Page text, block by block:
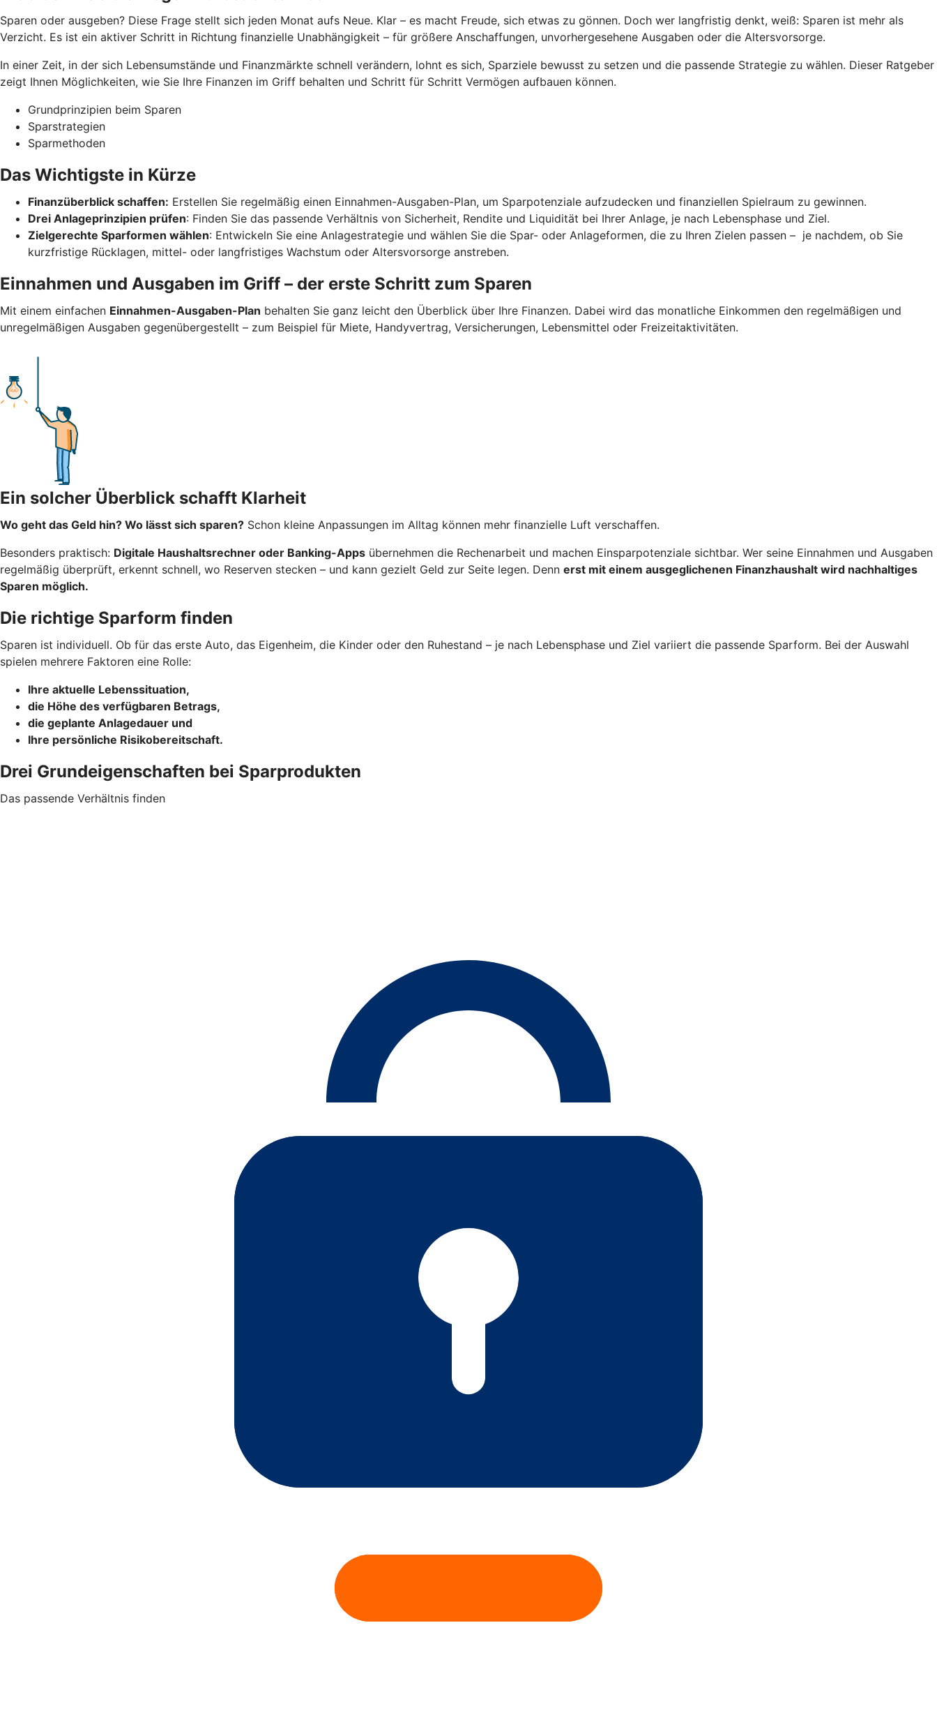
Sparen oder ausgeben? Diese Frage stellt sich jeden Monat aufs Neue. Klar – es macht Freude, sich etwas zu gönnen. Doch wer langfristig denkt, weiß: Sparen ist mehr als
Verzicht. Es ist ein aktiver Schritt in Richtung finanzielle Unabhängigkeit – für größere Anschaffungen, unvorhergesehene Ausgaben oder die Altersvorsorge.
In einer Zeit, in der sich Lebensumstände und Finanzmärkte schnell verändern, lohnt es sich, Sparziele bewusst zu setzen und die passende Strategie zu wählen. Dieser Ratgeber
zeigt Ihnen Möglichkeiten, wie Sie Ihre Finanzen im Griff behalten und Schritt für Schritt Vermögen aufbauen können.
Grundprinzipien beim Sparen
Sparstrategien
Sparmethoden
Das Wichtigste in Kürze
Finanzüberblick schaffen: Erstellen Sie regelmäßig einen Einnahmen-Ausgaben-Plan, um Sparpotenziale aufzudecken und finanziellen Spielraum zu gewinnen.
Drei Anlageprinzipien prüfen: Finden Sie das passende Verhältnis von Sicherheit, Rendite und Liquidität bei Ihrer Anlage, je nach Lebensphase und Ziel.
Zielgerechte Sparformen wählen: Entwickeln Sie eine Anlagestrategie und wählen Sie die Spar- oder Anlageformen, die zu Ihren Zielen passen – je nachdem, ob Sie
kurzfristige Rücklagen, mittel- oder langfristiges Wachstum oder Altersvorsorge anstreben.
Einnahmen und Ausgaben im Griff – der erste Schritt zum Sparen
Mit einem einfachen Einnahmen-Ausgaben-Plan behalten Sie ganz leicht den Überblick über Ihre Finanzen. Dabei wird das monatliche Einkommen den regelmäßigen und
unregelmäßigen Ausgaben gegenübergestellt – zum Beispiel für Miete, Handyvertrag, Versicherungen, Lebensmittel oder Freizeitaktivitäten.
Ein solcher Überblick schafft Klarheit
Wo geht das Geld hin? Wo lässt sich sparen? Schon kleine Anpassungen im Alltag können mehr finanzielle Luft verschaffen.
Besonders praktisch: Digitale Haushaltsrechner oder Banking-Apps übernehmen die Rechenarbeit und machen Einsparpotenziale sichtbar. Wer seine Einnahmen und Ausgaben
regelmäßig überprüft, erkennt schnell, wo Reserven stecken – und kann gezielt Geld zur Seite legen. Denn erst mit einem ausgeglichenen Finanzhaushalt wird nachhaltiges
Sparen möglich.
Die richtige Sparform finden
Sparen ist individuell. Ob für das erste Auto, das Eigenheim, die Kinder oder den Ruhestand – je nach Lebensphase und Ziel variiert die passende Sparform. Bei der Auswahl
spielen mehrere Faktoren eine Rolle:
Ihre aktuelle Lebenssituation,
die Höhe des verfügbaren Betrags,
die geplante Anlagedauer und
Ihre persönliche Risikobereitschaft.
Drei Grundeigenschaften bei Sparprodukten
Das passende Verhältnis finden